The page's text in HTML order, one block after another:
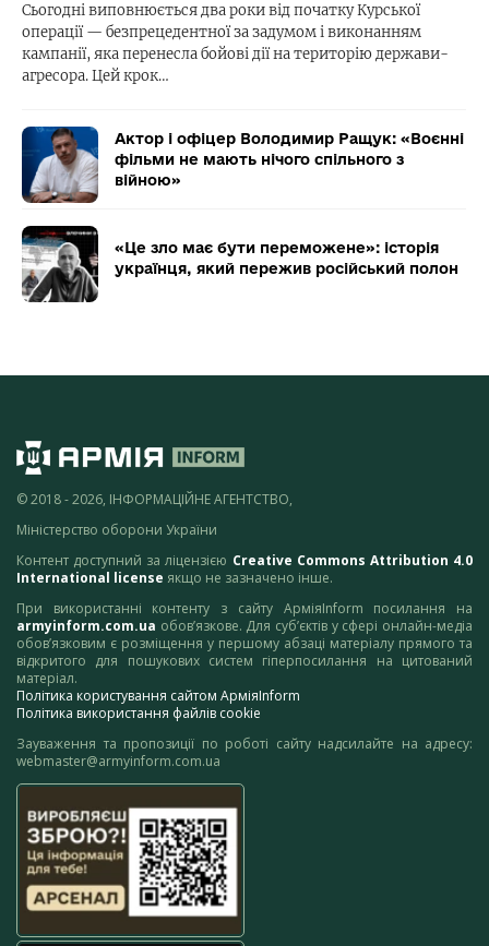
Сьогодні виповнюється два роки від початку Курської
операції — безпрецедентної за задумом і виконанням
кампанії, яка перенесла бойові дії на територію держави-
агресора. Цей крок…
Актор і офіцер Володимир Ращук: «Воєнні
фільми не мають нічого спільного з
війною»
«Це зло має бути переможене»: історія
українця, який пережив російський полон
© 2018 - 2026, ІНФОРМАЦІЙНЕ АГЕНТСТВО,
Міністерство оборони України
Контент доступний за ліцензією Creative Commons Attribution 4.0
International license якщо не зазначено інше.
При використанні контенту з сайту АрміяInform посилання на
armyinform.com.ua обов’язкове. Для суб’єктів у сфері онлайн-медіа
обов’язковим є розміщення у першому абзаці матеріалу прямого та
відкритого для пошукових систем гіперпосилання на цитований
матеріал.
Політика користування сайтом АрміяInform
Політика використання файлів cookie
Зауваження та пропозиції по роботі сайту надсилайте на адресу:
webmaster@armyinform.com.ua